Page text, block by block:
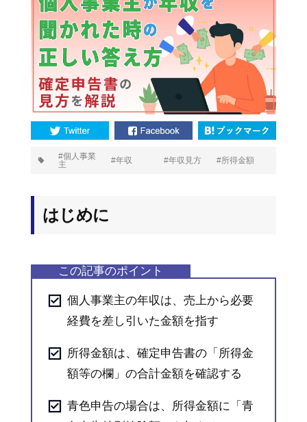
個人事業
主
年収 年収見方 所得金額
はじめに
個人事業主の年収は、売上から必要
経費を差し引いた金額を指す
所得金額は、確定申告書の「所得金
額等の欄」の合計金額を確認する
青色申告の場合は、所得金額に「青